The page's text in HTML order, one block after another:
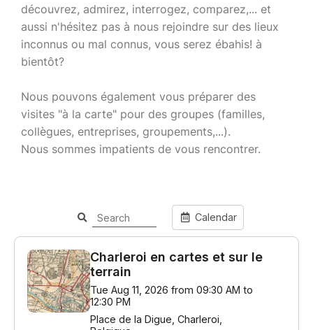
découvrez, admirez, interrogez, comparez,... et
aussi n'hésitez pas à nous rejoindre sur des lieux
inconnus ou mal connus, vous serez ébahis! à
bientôt?
Nous pouvons également vous préparer des
visites "à la carte" pour des groupes (familles,
collègues, entreprises, groupements,...).
Nous sommes impatients de vous rencontrer.